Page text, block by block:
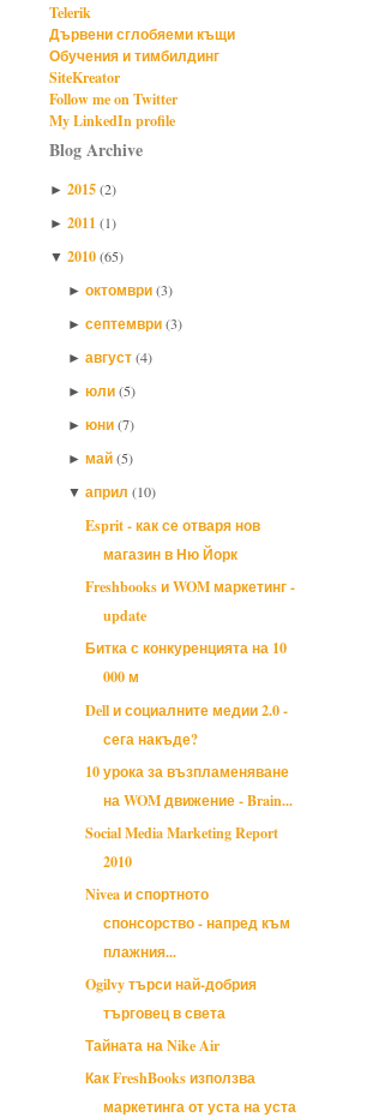
Telerik
Дървени сглобяеми къщи
Обучения и тимбилдинг
SiteKreator
Follow me on Twitter
My LinkedIn profile
Blog Archive
► 2015(2)
► 2011(1)
▼ 2010(65)
► октомври(3)
► септември(3)
► август(4)
► юли(5)
► юни(7)
► май(5)
▼ април (10)
Esprit - как се отваря нов
магазин в Ню Йорк
Freshbooks и WOM маркетинг -
update
Битка с конкуренцията на 10
000 м
Dell и социалните медии 2.0 -
сега накъде?
10 урока за възпламеняване
на WOM движение - Brain...
Social Media Marketing Report
2010
Nivea и спортното
спонсорство - напред към
плажния...
Ogilvy търси най-добрия
търговец в света
Тайната на Nike Air
Как FreshBooks използва
маркетинга от уста на уста